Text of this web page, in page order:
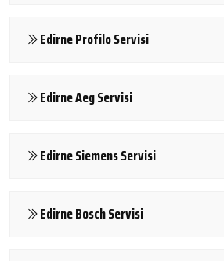
Edirne Profilo Servisi
Edirne Aeg Servisi
Edirne Siemens Servisi
Edirne Bosch Servisi